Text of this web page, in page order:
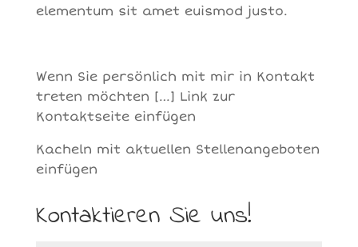
elementum sit amet euismod justo.
Wenn Sie persönlich mit mir in Kontakt
treten möchten […] Link zur
Kontaktseite einfügen
Kacheln mit aktuellen Stellenangeboten
einfügen
Kontaktieren Sie uns!